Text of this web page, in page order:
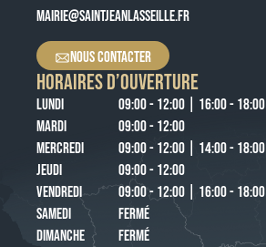
MAIRIE@SAINTJEANLASSEILLE.FR
NOUS CONTACTER
HORAIRES D’OUVERTURE
LUNDI
09:00 - 12:00 | 16:00 - 18:00
MARDI
09:00 - 12:00
MERCREDI
09:00 - 12:00 | 14:00 - 18:00
JEUDI
09:00 - 12:00
VENDREDI
09:00 - 12:00 | 16:00 - 18:00
SAMEDI
FERMÉ
DIMANCHE
FERMÉ